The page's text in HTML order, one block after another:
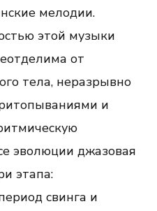
мелодии.
этой музыки
от
тела, неразрывно
и
эволюции джазовая
этапа:
свинга и